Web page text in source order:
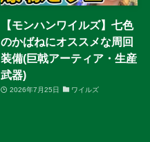
【モンハンワイルズ】七色
のかばねにオススメな周回
装備(巨戟アーティア・生産
武器)
2026年7月25日 ワイルズ